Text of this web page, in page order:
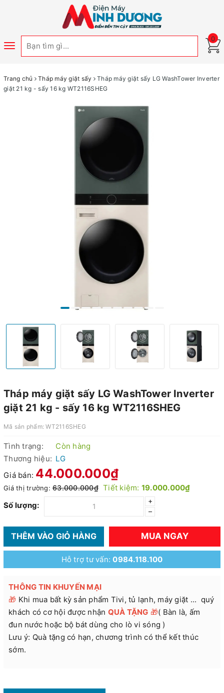
Toggle
0
Trang chủ Tháp máy giặt sấy
Tháp máy giặt sấy LG WashTower Inverter
giặt 21 kg - sấy 16 kg WT2116SHEG
Tháp máy giặt sấy LG WashTower Inverter
giặt 21 kg - sấy 16 kg WT2116SHEG
Mã sản phẩm:WT2116SHEG
Tình trạng:
Còn hàng
Thương hiệu: LG
Giá bán: 44.000.000₫
Giá thị trường: 63.000.000₫ Tiết kiệm: 19.000.000₫
Số lượng:
+
–
THÊM VÀO GIỎ HÀNG MUA NGAY
Hỗ trợ tư vấn:0984.118.100
THÔNG TIN KHUYẾN MẠI
🎁 Khi mua bất kỳ sản phẩm Tivi, tủ lạnh, máy giặt ... quý
khách có cơ hội được nhận QUÀ TẶNG 🎁( Bàn là, ấm
đun nước hoặc bộ bát dùng cho lò vi sóng )
Lưu ý: Quà tặng có hạn, chương trình có thể kết thúc
sớm.